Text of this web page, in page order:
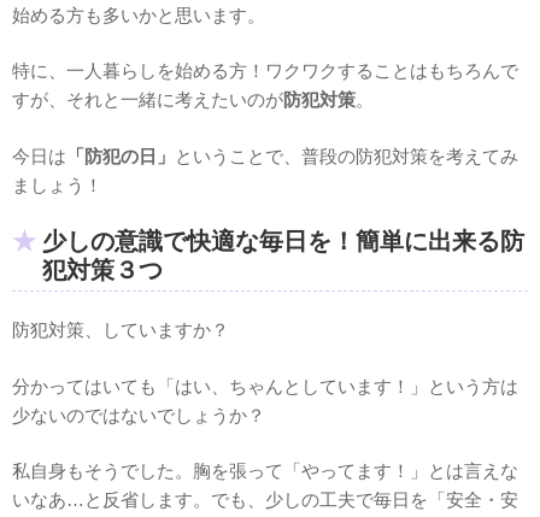
始める方も多いかと思います。
特に、一人暮らしを始める方！ワクワクすることはもちろんで
すが、それと一緒に考えたいのが防犯対策。
今日は 「防犯の日」 ということで、普段の防犯対策を考えてみ
ましょう！
少しの意識で快適な毎日を！簡単に出来る防
犯対策３つ
防犯対策、していますか？
分かってはいても「はい、ちゃんとしています！」という方は
少ないのではないでしょうか？
私自身もそうでした。胸を張って「やってます！」とは言えな
いなあ…と反省します。でも、少しの工夫で毎日を「安全・安